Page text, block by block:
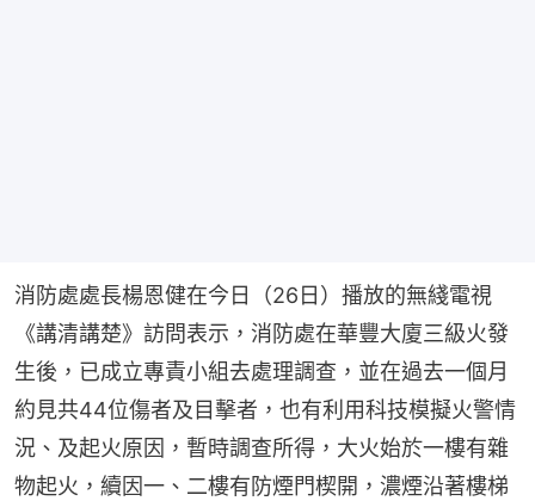
消防處處長楊恩健在今日（26日）播放的無綫電視
《講清講楚》訪問表示，消防處在華豐大廈三級火發
生後，已成立專責小組去處理調查，並在過去一個月
約見共44位傷者及目擊者，也有利用科技模擬火警情
況、及起火原因，暫時調查所得，大火始於一樓有雜
物起火，續因一、二樓有防煙門楔開，濃煙沿著樓梯